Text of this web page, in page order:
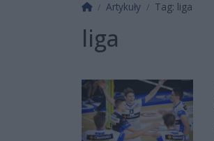
Strona główna
Artykuły Tag: liga
liga